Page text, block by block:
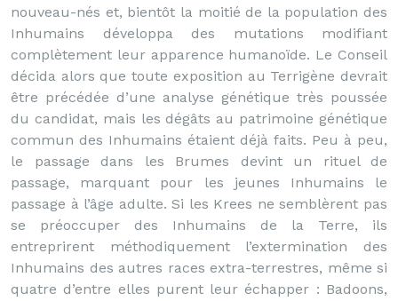
nouveau-nés et, bientôt la moitié de la population des
Inhumains développa des mutations modifiant
complètement leur apparence humanoïde. Le Conseil
décida alors que toute exposition au Terrigène devrait
être précédée d’une analyse génétique très poussée
du candidat, mais les dégâts au patrimoine génétique
commun des Inhumains étaient déjà faits. Peu à peu,
le passage dans les Brumes devint un rituel de
passage, marquant pour les jeunes Inhumains le
passage à l’âge adulte. Si les Krees ne semblèrent pas
se préoccuper des Inhumains de la Terre, ils
entreprirent méthodiquement l’extermination des
Inhumains des autres races extra-terrestres, même si
quatre d’entre elles purent leur échapper : Badoons,